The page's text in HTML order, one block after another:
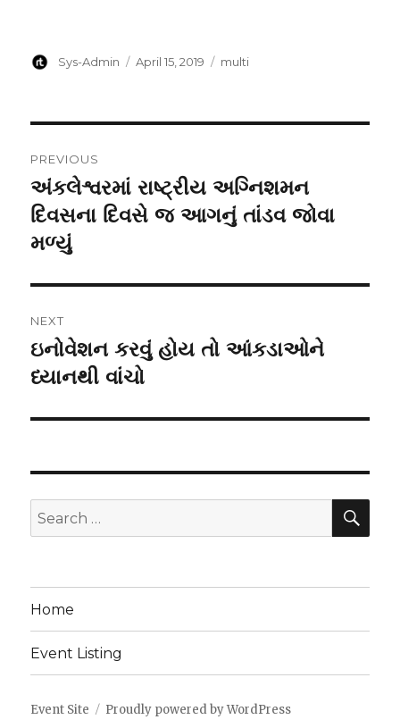
Author
Sys-Admin
Posted
April 15, 2019 Categories
multi
navigation
PREVIOUS
Previous
post:
અંકલેશ્વરમાં રાષ્ટ્રીય અગ્નિશમન
દિવસના દિવસે જ આગનું તાંડવ જોવા
મળ્યું
NEXT
Next
post:
ઇનોવેશન કરવું હોય તો આંકડાઓને
ધ્યાનથી વાંચો
Search
for:
Home
Event Listing
Event Site Proudly powered by WordPress